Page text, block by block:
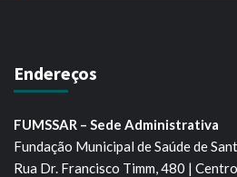
Endereços
FUMSSAR – Sede Administrativa
Fundação Municipal de Saúde de
Rua Dr. Francisco Timm, 480 |